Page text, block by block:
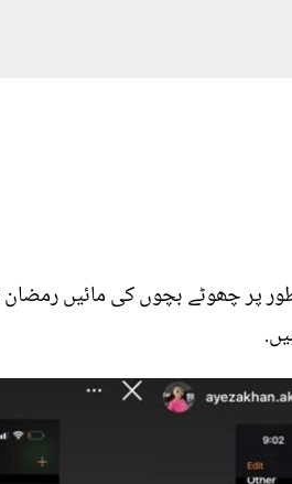
چھوٹے بچوں کی مائیں رمضان